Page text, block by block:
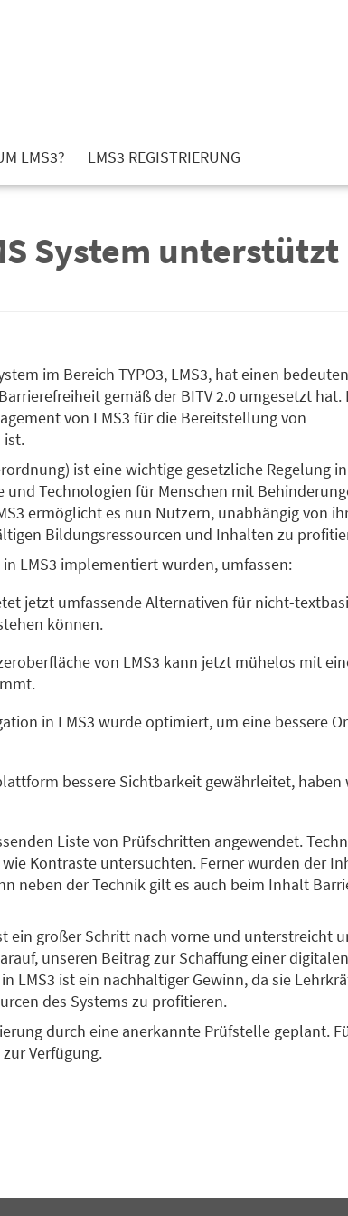
LMS3? LMS3 REGISTRIERUNG
System
im Bereich TYPO3, LMS3, hat einen
gemäß der BITV 2.0 umgesetzt hat.
von LMS3 für die Bereitstellung von
ist.
ist eine wichtige gesetzliche Regelung in
Technologien für Menschen mit
ermöglicht es nun Nutzern, unabhängig von
Bildungsressourcen und Inhalten zu
LMS3 implementiert wurden, umfassen:
jetzt umfassende Alternativen für nicht-
können.
von LMS3 kann jetzt mühelos mit
in LMS3 wurde optimiert, um eine bessere
bessere Sichtbarkeit gewährleitet,
Liste von Prüfschritten angewendet.
Kontraste untersuchten. Ferner wurden der
neben der Technik gilt es auch beim Inhalt
ein großer Schritt nach vorne und unterstreicht
unseren Beitrag zur Schaffung einer
LMS3 ist ein nachhaltiger Gewinn, da sie
des Systems zu profitieren.
durch eine anerkannte Prüfstelle geplant.
Verfügung.